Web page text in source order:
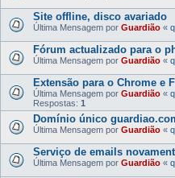
Site offline, disco avariado
Última Mensagem por Guardião «
Fórum actualizado para o
Última Mensagem por Guardião «
Extensão para o Chrome e
Última Mensagem por Guardião «
Respostas: 1
Domínio único
Última Mensagem por Guardião «
Serviço de emails
Última Mensagem por Guardião «